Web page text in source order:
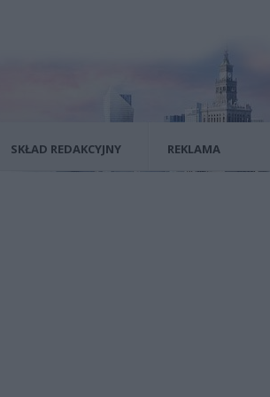
SKŁAD REDAKCYJNY REKLAMA